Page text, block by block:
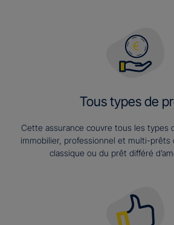
Tous types de
Cette assurance couvre tous les types
immobilier, professionnel et multi-prêts
classique ou du prêt différé